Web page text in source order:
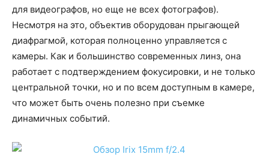
для видеографов, но еще не всех фотографов).
Несмотря на это, объектив оборудован прыгающей
диафрагмой, которая полноценно управляется с
камеры. Как и большинство современных линз, она
работает с подтверждением фокусировки, и не только
центральной точки, но и по всем доступным в камере,
что может быть очень полезно при съемке
динамичных событий.